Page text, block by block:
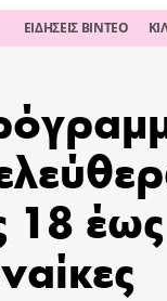
ΕΙΔΗΣΕΙΣ ΒΙΝΤΕΟ
18